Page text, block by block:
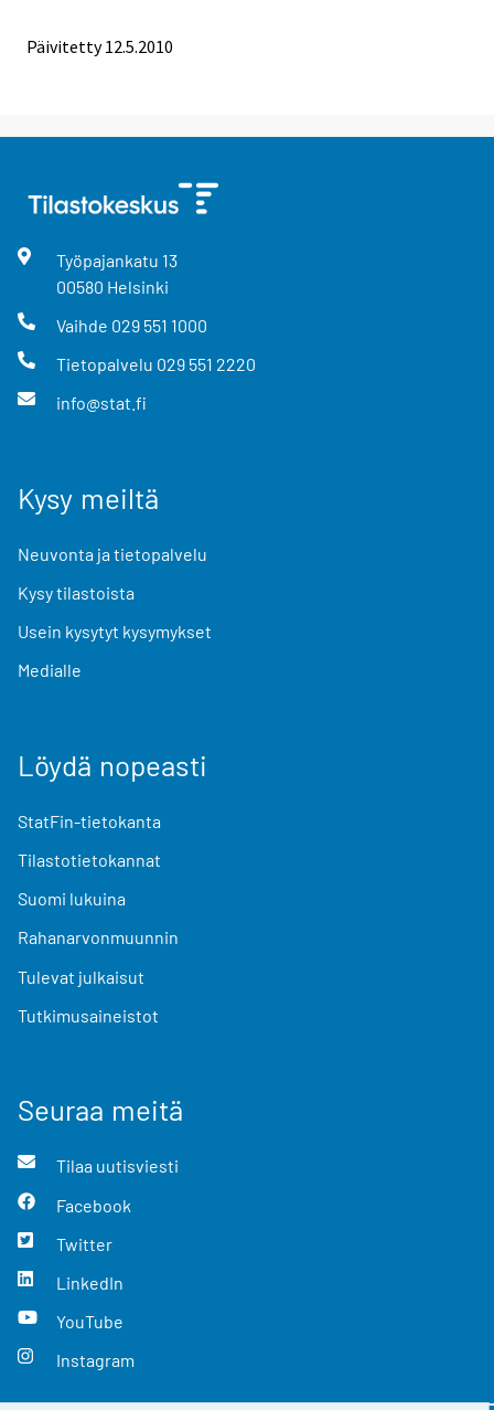
Päivitetty12.5.2010
Työpajankatu 13
00580 Helsinki
Vaihde 029 551 1000
Tietopalvelu 029 551 2220
info@stat.fi
Kysy meiltä
Neuvonta ja tietopalvelu
Kysy tilastoista
Usein kysytyt kysymykset
Medialle
Löydä nopeasti
StatFin-tietokanta
Tilastotietokannat
Suomi lukuina
Rahanarvonmuunnin
Tulevat julkaisut
Tutkimusaineistot
Seuraa meitä
Tilaa uutisviesti
Facebook
Twitter
LinkedIn
YouTube
Instagram